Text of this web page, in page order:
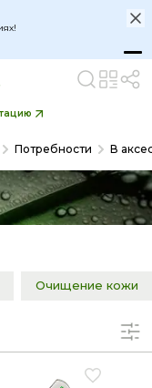
Потребности В
Очищение кожи